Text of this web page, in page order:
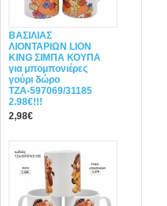
ΒΑΣΙΛΙΑΣ
ΛΙΟΝΤΑΡΙΩΝ LION
KING ΣΙΜΠΑ ΚΟΥΠΑ
για μπομπονιέρες
γούρι δώρο
ΤΖΑ-597069/31185
2.98€!!!
2,98€